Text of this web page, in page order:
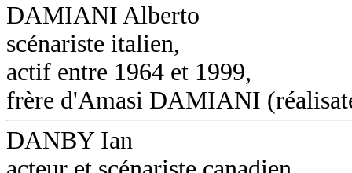
DAMIANI Alberto
scénariste italien,
actif entre 1964 et 1999,
frère d'Amasi DAMIANI
DANBY Ian